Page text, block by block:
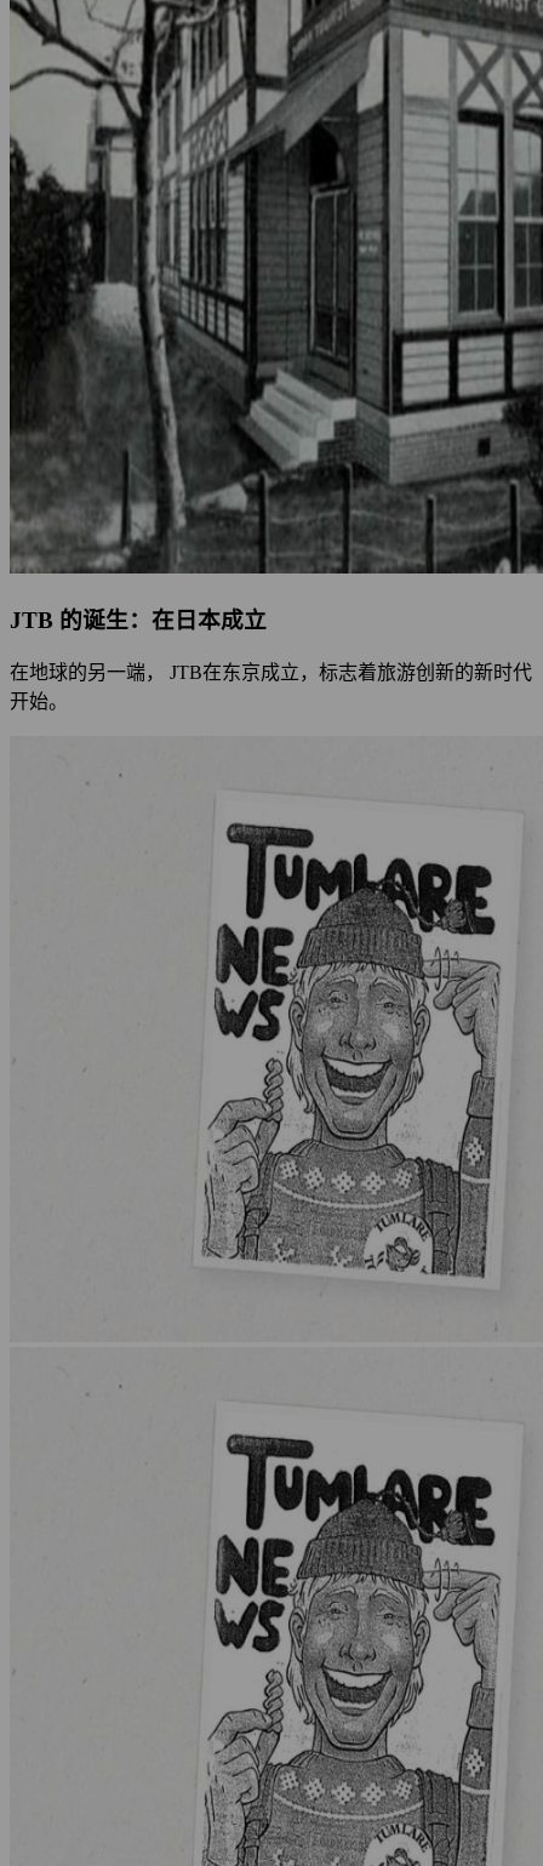
JTB 的诞生：在日本成立
在地球的另一端， JTB在东京成立，标志着旅游创新的新时代
开始。